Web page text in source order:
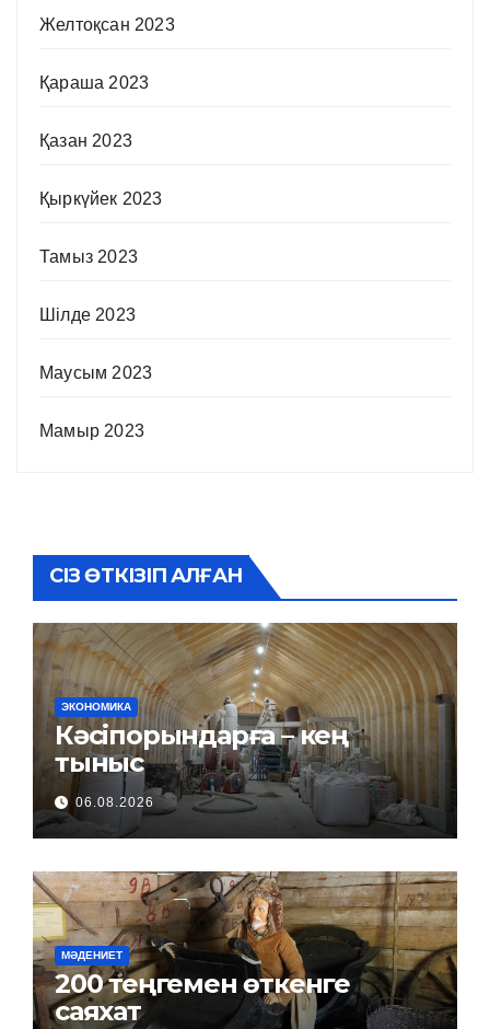
Желтоқсан 2023
Қараша 2023
Қазан 2023
Қыркүйек 2023
Тамыз 2023
Шілде 2023
Маусым 2023
Мамыр 2023
СІЗ ӨТКІЗІП АЛҒАН
ЭКОНОМИКА
Кәсіпорындарға – кең
тыныс
06.08.2026
МӘДЕНИЕТ
200 теңгемен өткенге
саяхат